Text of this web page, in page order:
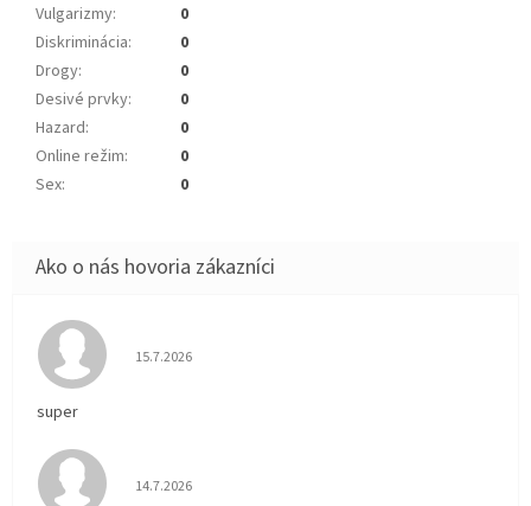
Vulgarizmy:
0
Diskriminácia:
0
Drogy:
0
Desivé prvky:
0
Hazard:
0
Online režim:
0
Sex: 0
Hodnotenie obchodu je 5 z 5 hviezdičiek.
15.7.2026
super
Hodnotenie obchodu je 5 z 5 hviezdičiek.
14.7.2026